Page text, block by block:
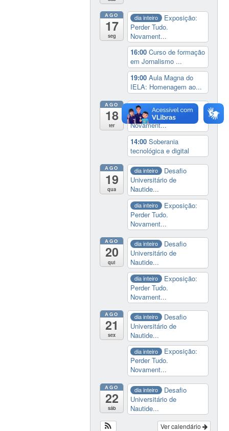
AGO
17
seg
dia inteiro
Exposição:
Perder Tudo.
Novament...
16:00Curso de formação
em Jornalismo ...
19:00Aula Magna do
IELA: Homenagem ao...
AGO
18
ter
dia inteiro
Exposição:
Perder Tudo.
Novament...
14:00Soberania
tecnológica e digital
AGO
19
qua
dia inteiro
Desafio
Universitário de
Nautide...
dia inteiro
Exposição:
Perder Tudo.
Novament...
AGO
20
qui
dia inteiro
Desafio
Universitário de
Nautide...
dia inteiro
Exposição:
Perder Tudo.
Novament...
AGO
21
sex
dia inteiro
Desafio
Universitário de
Nautide...
dia inteiro
Exposição:
Perder Tudo.
Novament...
AGO
22
sáb
dia inteiro
Desafio
Universitário de
Nautide...
Ver calendário